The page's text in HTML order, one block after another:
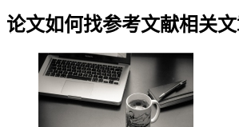
论文如何找参考文献相关